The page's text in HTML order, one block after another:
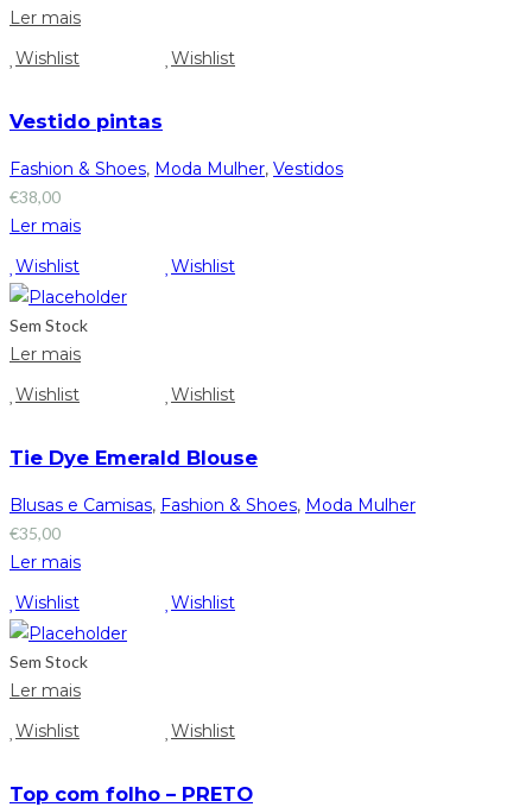
Ler mais
Wishlist
Wishlist
Vestido pintas
Fashion & Shoes, Moda Mulher, Vestidos
€38,00
Ler mais
Wishlist
Wishlist
Sem Stock
Ler mais
Wishlist
Wishlist
Tie Dye Emerald Blouse
Blusas e Camisas, Fashion & Shoes, Moda Mulher
€35,00
Ler mais
Wishlist
Wishlist
Sem Stock
Ler mais
Wishlist
Wishlist
Top com folho – PRETO